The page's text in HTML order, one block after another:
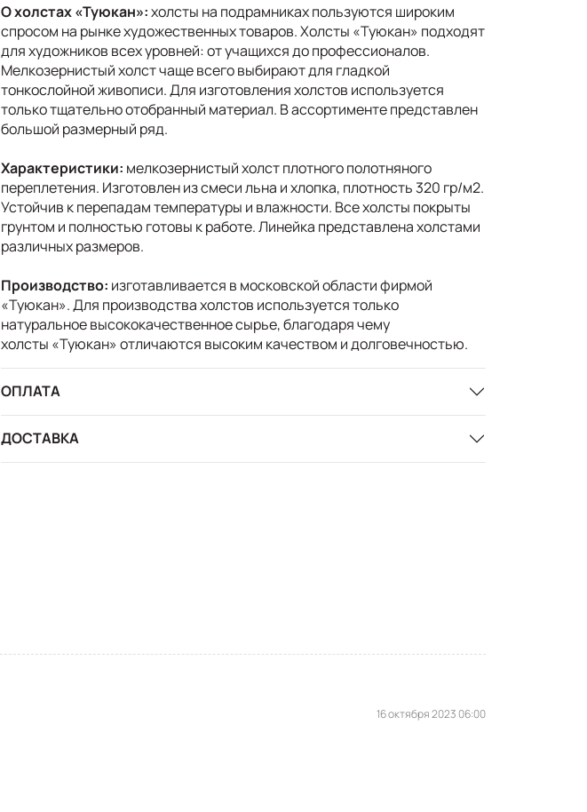
О холстах «Туюкан»:холсты на подрамниках пользуются широким
спросом на рынке художественных товаров. Холсты «Туюкан» подходят
для художников всех уровней: от учащихся до профессионалов.
Мелкозернистый холст чаще всего выбирают для гладкой
тонкослойной живописи. Для изготовления холстов используется
только тщательно отобранный материал. В ассортименте представлен
большой размерный ряд.
Характеристики: мелкозернистый холст плотного полотняного
переплетения. Изготовлен из смеси льна и хлопка, плотность 320 гр/м2.
Устойчив к перепадам температуры и влажности. Все холсты покрыты
грунтом и полностью готовы к работе. Линейка представлена холстами
различных размеров.
Производство: изготавливается в московской области фирмой
«Туюкан». Для производства холстов используется только
натуральное высококачественное сырье, благодаря чему
холсты «Туюкан» отличаются высоким качеством и долговечностью.
ОПЛАТА
ДОСТАВКА
16 октября 2023 06:00